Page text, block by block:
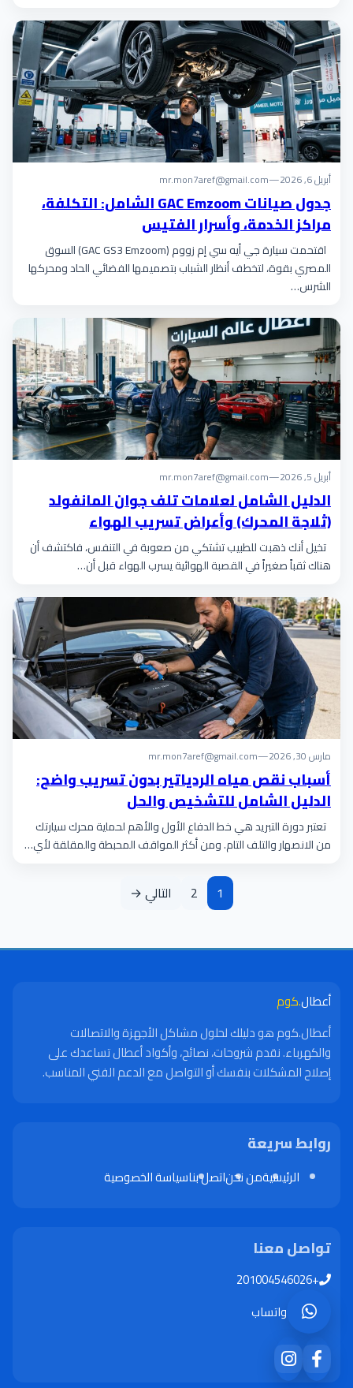
أبريل 6, 2026 —
mr.mon7aref@gmail.com
جدول صيانات GAC Emzoom الشامل: التكلفة،
مراكز الخدمة، وأسرار الفتيس
اقتحمت سيارة جي أيه سي إم زووم (GAC GS3 Emzoom) السوق
المصري بقوة، لتخطف أنظار الشباب بتصميمها الفضائي الحاد ومحركها
الشرس…
أبريل 5, 2026 —
mr.mon7aref@gmail.com
الدليل الشامل لعلامات تلف جوان المانفولد
(ثلاجة المحرك) وأعراض تسريب الهواء
تخيل أنك ذهبت للطبيب تشتكي من صعوبة في التنفس، فاكتشف أن
هناك ثقباً صغيراً في القصبة الهوائية يسرب الهواء قبل أن…
مارس 30, 2026 —
mr.mon7aref@gmail.com
أسباب نقص مياه الردياتير بدون تسريب واضح:
الدليل الشامل للتشخيص والحل
تعتبر دورة التبريد هي خط الدفاع الأول والأهم لحماية محرك سيارتك
من الانصهار والتلف التام. ومن أكثر المواقف المحبطة والمقلقة لأي…
1
2 التالي →
أعطال.كوم
أعطال.كوم هو دليلك لحلول مشاكل الأجهزة والاتصالات
والكهرباء. نقدم شروحات، نصائح، وأكواد أعطال تساعدك على
إصلاح المشكلات بنفسك أو التواصل مع الدعم الفني المناسب.
روابط سريعة
الرئيسيةمن نحناتصل بناسياسة الخصوصية
تواصل معنا
+201004546026
واتساب